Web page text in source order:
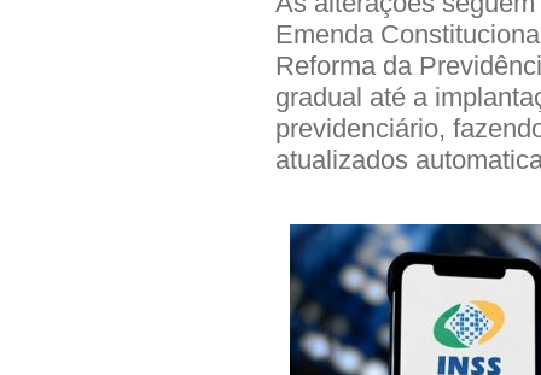
Emenda
Reforma da
gradual até a
previdenciário,
atualizados